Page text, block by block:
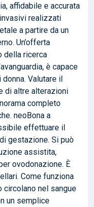
affidabile e accurata
realizzati
a partire da un
Un’offerta
della ricerca
è capace
Valutare il
di altre alterazioni
completo
neoBona a
effettuare il
gestazione. Si può
assistita,
ovodonazione. È
Come funziona
circolano nel sangue
un semplice